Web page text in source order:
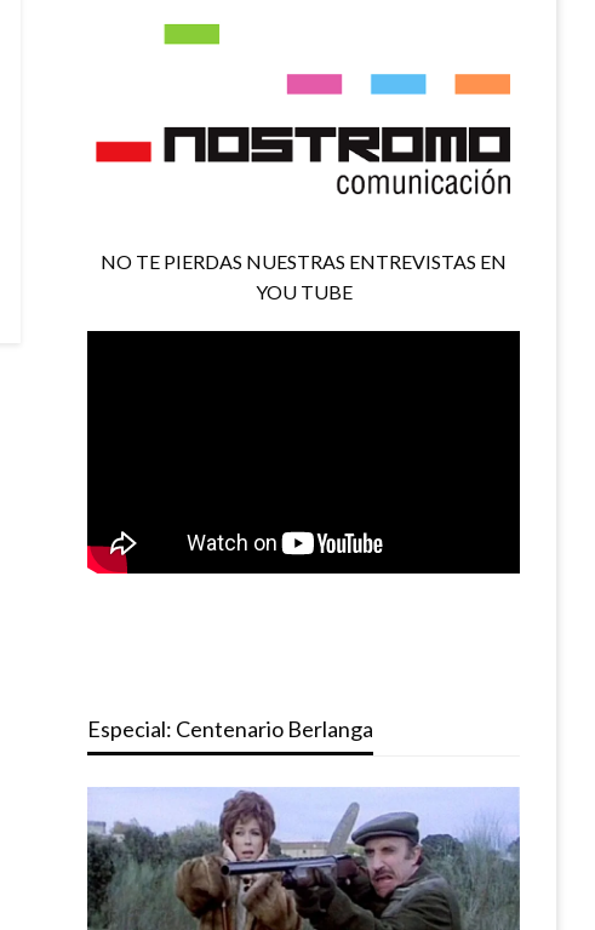
NO TE PIERDAS NUESTRAS ENTREVISTAS EN
YOU TUBE
Especial: Centenario Berlanga